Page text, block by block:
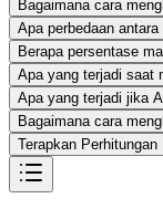
Bagaimana cara
Apa perbedaan
Berapa persentase
Apa yang terjadi saat
Apa yang terjadi jika
Bagaimana cara
Terapkan